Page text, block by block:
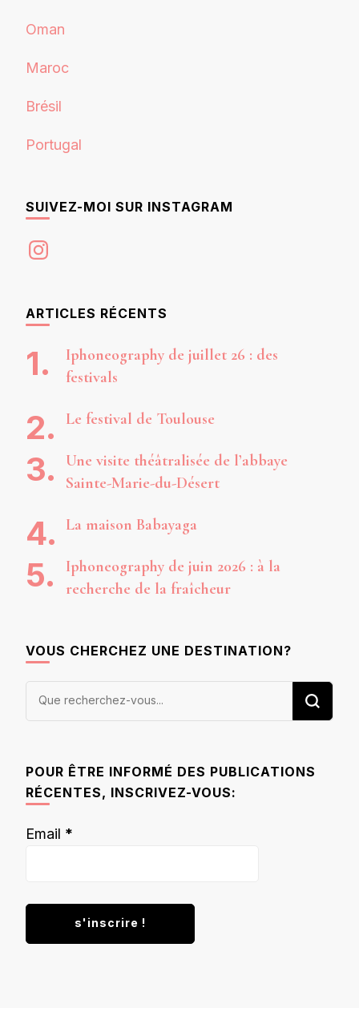
Oman
Maroc
Brésil
Portugal
SUIVEZ-MOI SUR INSTAGRAM
Instagram
ARTICLES RÉCENTS
Iphoneography de juillet 26 : des
festivals
Le festival de Toulouse
Une visite théâtralisée de l’abbaye
Sainte-Marie-du-Désert
La maison Babayaga
Iphoneography de juin 2026 : à la
recherche de la fraîcheur
VOUS CHERCHEZ UNE DESTINATION?
Vous
POUR ÊTRE INFORMÉ DES PUBLICATIONS
RÉCENTES, INSCRIVEZ-VOUS:
Email *